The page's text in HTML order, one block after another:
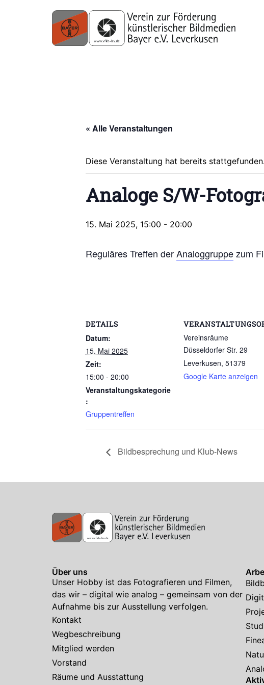
« Alle Veranstaltungen
Diese Veranstaltung hat bereits stattgefunden.
Analoge S/W-
15. Mai 2025, 15:00 - 20:00
Reguläres Treffen derAnaloggruppezum
DETAILS
Datum:
15. Mai 2025
Zeit:
15:00 - 20:00
Veranstaltungskategorie
:
Gruppentreffen
Vereinsräume
Düsseldorfer Str. 29
Leverkusen, 51379
Google Karte anzeigen
Bildbesprechung und Klub-News
Über uns
Unser Hobby ist das Fotografieren und Filmen,
das wir – digital wie analog – gemeinsam von der
Aufnahme bis zur Ausstellung verfolgen.
Kontakt
Wegbeschreibung
Mitglied werden
Vorstand
Räume und Ausstattung